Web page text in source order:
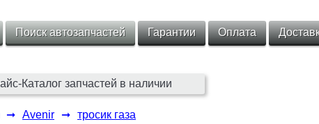
Поиск автозапчастей Гарантии Оплата
Каталог запчастей в наличии
➞ Avenir ➞ тросик газа